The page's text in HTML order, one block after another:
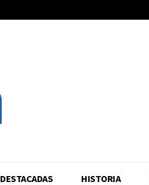
DESTACADAS HISTORIA